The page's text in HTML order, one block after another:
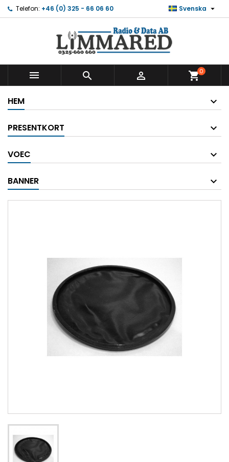
Telefon: +46 (0) 325 - 66 06 60 Svenska 
   shopping_cart0
HEM
PRESENTKORT
VOEC
BANNER